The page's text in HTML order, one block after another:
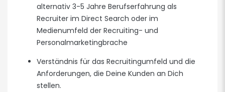
alternativ 3-5 Jahre Berufserfahrung als
Recruiter im Direct Search oder im
Medienumfeld der Recruiting- und
Personalmarketingbrache
Verständnis für das Recruitingumfeld und die
Anforderungen, die Deine Kunden an Dich
stellen.